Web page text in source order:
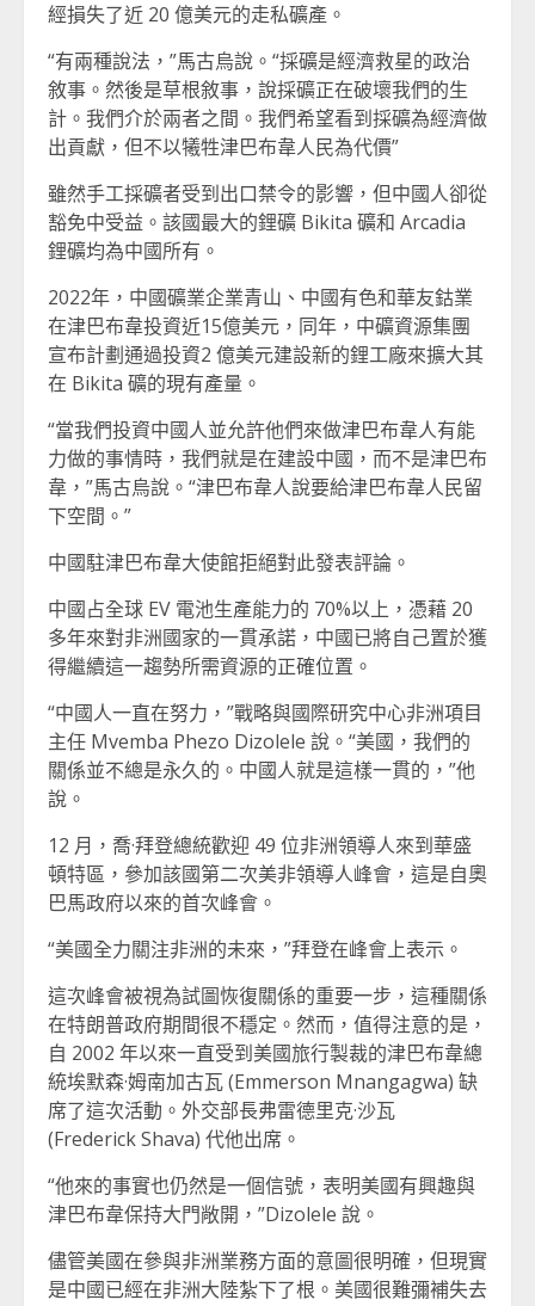
經損失了近 20 億美元的走私礦產。
“有兩種說法，”馬古烏說。“採礦是經濟救星的政治
敘事。然後是草根敘事，說採礦正在破壞我們的生
計。我們介於兩者之間。我們希望看到採礦為經濟做
出貢獻，但不以犧牲津巴布韋人民為代價”
雖然手工採礦者受到出口禁令的影響，但中國人卻從
豁免中受益。該國最大的鋰礦 Bikita 礦和 Arcadia
鋰礦均為中國所有。
2022年，中國礦業企業青山、中國有色和華友鈷業
在津巴布韋投資近15億美元，同年，中礦資源集團
宣布計劃通過投資2 億美元建設新的鋰工廠來擴大其
在 Bikita 礦的現有產量。
“當我們投資中國人並允許他們來做津巴布韋人有能
力做的事情時，我們就是在建設中國，而不是津巴布
韋，”馬古烏說。“津巴布韋人說要給津巴布韋人民留
下空間。”
中國駐津巴布韋大使館拒絕對此發表評論。
中國占全球 EV 電池生產能力的 70%以上，憑藉 20
多年來對非洲國家的一貫承諾，中國已將自己置於獲
得繼續這一趨勢所需資源的正確位置。
“中國人一直在努力，”戰略與國際研究中心非洲項目
主任 Mvemba Phezo Dizolele 說。“美國，我們的
關係並不總是永久的。中國人就是這樣一貫的，”他
說。
12 月，喬·拜登總統歡迎 49 位非洲領導人來到華盛
頓特區，參加該國第二次美非領導人峰會，這是自奧
巴馬政府以來的首次峰會。
“美國全力關注非洲的未來，”拜登在峰會上表示。
這次峰會被視為試圖恢復關係的重要一步，這種關係
在特朗普政府期間很不穩定。然而，值得注意的是，
自 2002 年以來一直受到美國旅行製裁的津巴布韋總
統埃默森·姆南加古瓦 (Emmerson Mnangagwa) 缺
席了這次活動。外交部長弗雷德里克·沙瓦
(Frederick Shava) 代他出席。
“他來的事實也仍然是一個信號，表明美國有興趣與
津巴布韋保持大門敞開，”Dizolele 說。
儘管美國在參與非洲業務方面的意圖很明確，但現實
是中國已經在非洲大陸紮下了根。美國很難彌補失去